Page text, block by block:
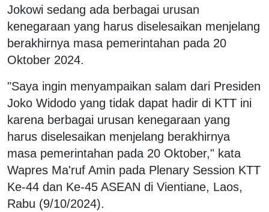
Jokowi sedang ada berbagai urusan
kenegaraan yang harus diselesaikan menjelang
berakhirnya masa pemerintahan pada 20
Oktober 2024.
"Saya ingin menyampaikan salam dari Presiden
Joko Widodo yang tidak dapat hadir di KTT ini
karena berbagai urusan kenegaraan yang
harus diselesaikan menjelang berakhirnya
masa pemerintahan pada 20 Oktober," kata
Wapres Ma'ruf Amin pada Plenary Session KTT
Ke-44 dan Ke-45 ASEAN di Vientiane, Laos,
Rabu (9/10/2024).